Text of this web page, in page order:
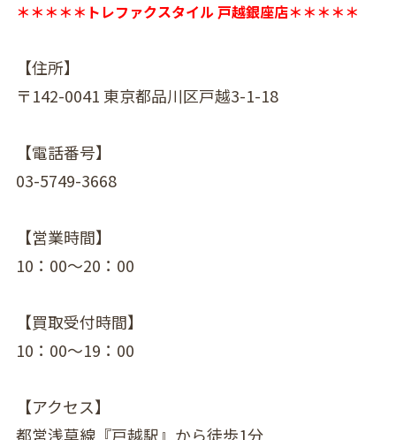
＊＊＊＊＊トレファクスタイル 戸越銀座店＊＊＊＊＊
【住所】
〒142-0041 東京都品川区戸越3-1-18
【電話番号】
03-5749-3668
【営業時間】
10：00〜20：00
【買取受付時間】
10：00〜19：00
【アクセス】
都営浅草線『戸越駅』から徒歩1分